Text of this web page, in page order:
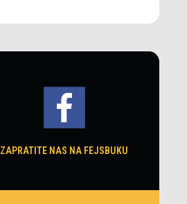
ZAPRATITE NAS NA FEJSBUKU